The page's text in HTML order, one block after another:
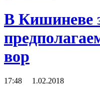
В Кишиневе
вор
17:48 1.02.2018